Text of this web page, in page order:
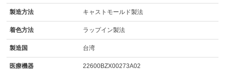
製造方法 キャストモールド製法
着色方法 ラップイン製法
製造国 台湾
医療機器
22600BZX00273A02